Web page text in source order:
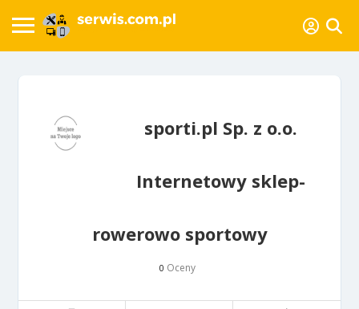
sporti.pl Sp. z o.o.
Internetowy sklep-
rowerowo sportowy
0 Oceny